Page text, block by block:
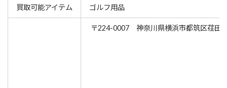
買取可能アイテム ゴルフ用品
〒224-0007 神奈川県横浜市都筑区荏田